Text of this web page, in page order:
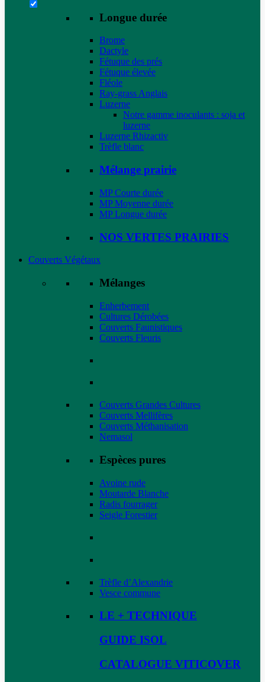
Longue durée
Brome
Dactyle
Fétuque des prés
Fétuque élevée
Fléole
Ray-grass Anglais
Luzerne
Notre gamme inoculants : soja et
luzerne
Luzerne Rhizactiv
Trèfle blanc
Mélange prairie
MP Courte durée
MP Moyenne durée
MP Longue durée
NOS VERTES PRAIRIES
Couverts Végétaux
Mélanges
Enherbement
Cultures Dérobées
Couverts Faunistiques
Couverts Fleuris
Couverts Grandes Cultures
Couverts Mellifères
Couverts Méthanisation
Nemasol
Espèces pures
Avoine rude
Moutarde Blanche
Radis fourrager
Seigle Forestier
Trèfle d’Alexandrie
Vesce commune
LE + TECHNIQUE
GUIDE ISOL
CATALOGUE VITICOVER